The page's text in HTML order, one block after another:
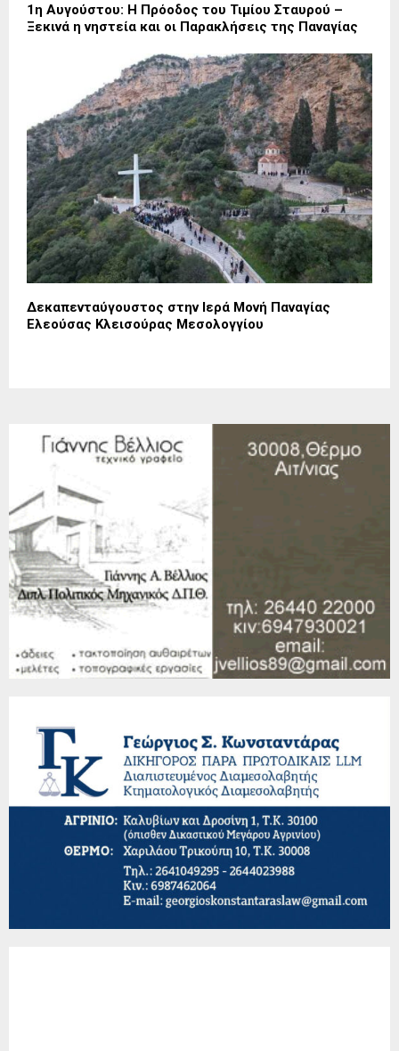
1η Αυγούστου: Η Πρόοδος του Τιμίου Σταυρού –
Ξεκινά η νηστεία και οι Παρακλήσεις της Παναγίας
Δεκαπενταύγουστος στην Ιερά Μονή Παναγίας
Ελεούσας Κλεισούρας Μεσολογγίου